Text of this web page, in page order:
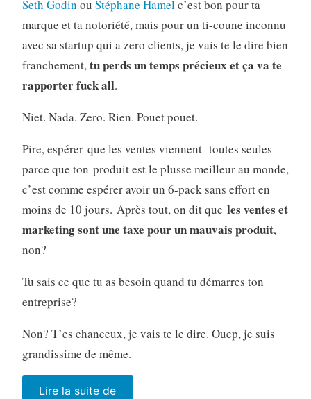
Seth Godin ou Stéphane Hamelc’est bon pour ta
marque et ta notoriété, mais pour un ti-coune inconnu
avec sa startup qui a zero clients, je vais te le dire bien
franchement,tu perds un temps précieux et ça va te
rapporter fuck all.
Niet. Nada. Zero. Rien. Pouet pouet.
Pire, espérer que les ventes viennent toutes seules
parce que ton produit est le plusse meilleur au monde,
c’est comme espérer avoir un 6-pack sans effort en
moins de 10 jours. Après tout, on dit que les ventes et
marketing sont une taxe pour un mauvais produit,
non?
Tu sais ce que tu as besoin quand tu démarres ton
entreprise?
Non? T’es chanceux, je vais te le dire. Ouep, je suis
grandissime de même.
Lire la suite de« Petite